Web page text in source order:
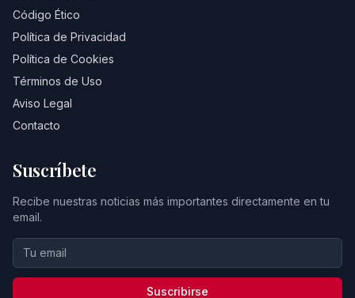
Código Ético
Política de Privacidad
Política de Cookies
Términos de Uso
Aviso Legal
Contacto
Suscríbete
Recibe nuestras noticias más importantes directamente en tu
email.
Suscribirse